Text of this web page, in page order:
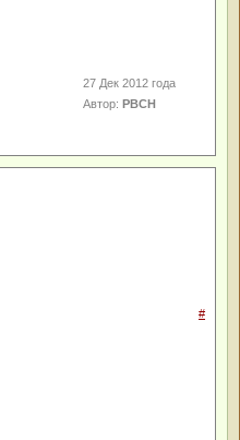
27 Дек 2012 года
Автор:РВСН
#